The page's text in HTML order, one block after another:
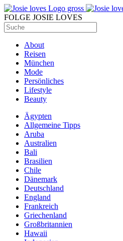
FOLGE JOSIE LOVES
About
Reisen
München
Mode
Persönliches
Lifestyle
Beauty
Ägypten
Allgemeine Tipps
Aruba
Australien
Bali
Brasilien
Chile
Dänemark
Deutschland
England
Frankreich
Griechenland
Großbritannien
Hawaii